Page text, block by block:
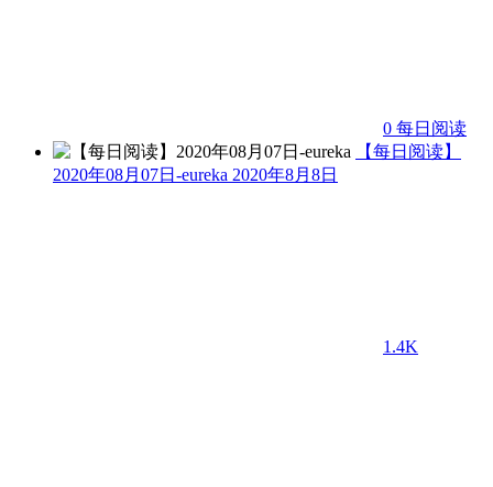
0 每日阅读
【每日阅读】
2020年08月07日-eureka 2020年8月8日
1.4K